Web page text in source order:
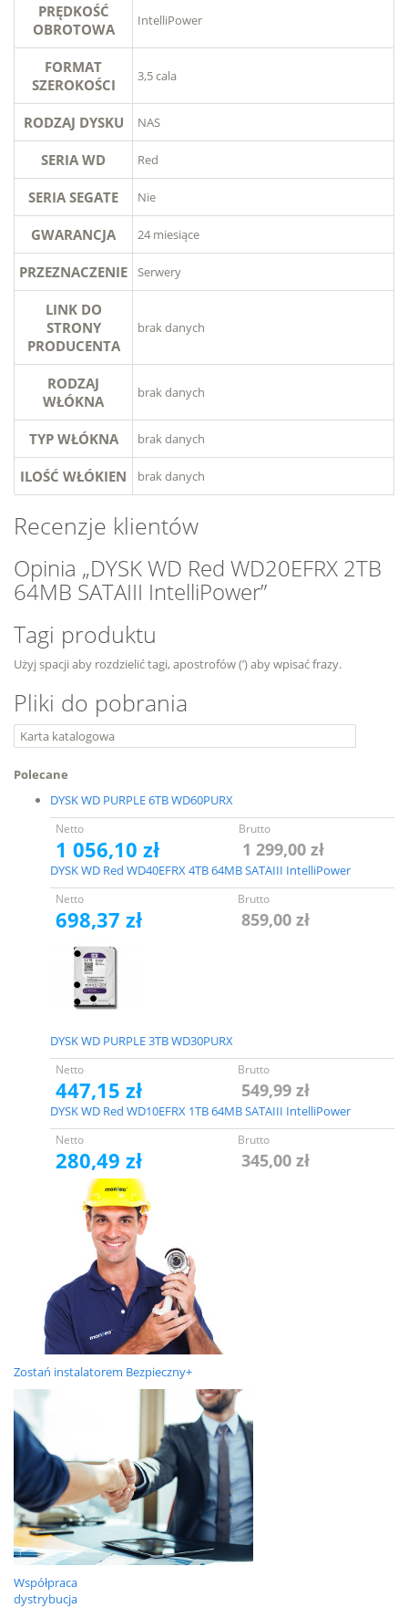
PRĘDKOŚĆ
OBROTOWA
IntelliPower
FORMAT
SZEROKOŚCI
3,5 cala
RODZAJ DYSKU NAS
SERIA WD Red
SERIA SEGATE Nie
GWARANCJA 24 miesiące
PRZEZNACZENIE Serwery
LINK DO
STRONY
PRODUCENTA
brak danych
RODZAJ
WŁÓKNA
brak danych
TYP WŁÓKNA brak danych
ILOŚĆ WŁÓKIEN brak danych
Recenzje klientów
Opinia „DYSK WD Red WD20EFRX 2TB
64MB SATAIII IntelliPower”
Tagi produktu
Użyj spacji aby rozdzielić tagi, apostrofów (’) aby wpisać frazy.
Pliki do pobrania
Karta katalogowa
Polecane
DYSK WD PURPLE 6TB WD60PURX
Netto Brutto
1 056,10 zł 1 299,00 zł
DYSK WD Red WD40EFRX 4TB 64MB SATAIII IntelliPower
Netto Brutto
698,37 zł 859,00 zł
DYSK WD PURPLE 3TB WD30PURX
Netto Brutto
447,15 zł 549,99 zł
DYSK WD Red WD10EFRX 1TB 64MB SATAIII IntelliPower
Netto Brutto
280,49 zł 345,00 zł
Zostań instalatorem Bezpieczny+
Współpraca
dystrybucja